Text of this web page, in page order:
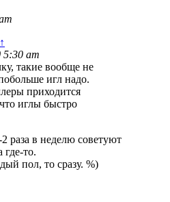
↑
am
такие вообще не
игл надо.
приходится
иглы быстро
раза в неделю советуют
где-то.
пол, то сразу. %)